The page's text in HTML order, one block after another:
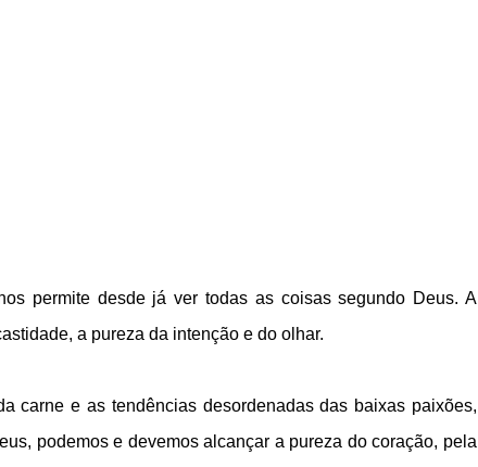
permite desde já ver todas as coisas segundo Deus. A
a pureza da intenção e do olhar.
carne e as tendências desordenadas das baixas paixões,
podemos e devemos alcançar a pureza do coração, pela